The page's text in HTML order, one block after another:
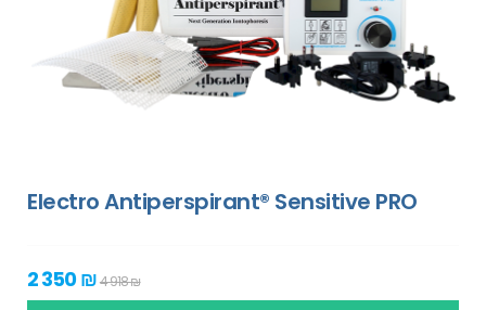
Electro Antiperspirant® Sensitive PRO
2 350 ₪4 918 ₪